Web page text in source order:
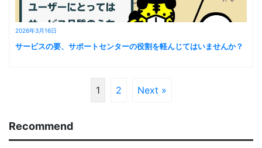
2026年3月16日
サービスの要、サポートセンターの役割を軽んじてはいませんか？
1 2 Next »
Recommend